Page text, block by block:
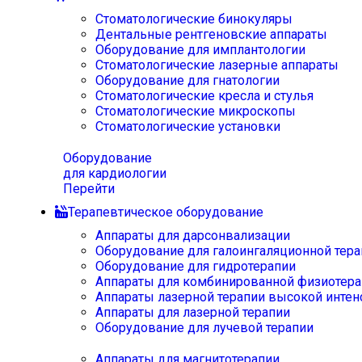
Стоматологические бинокуляры
Дентальные рентгеновские аппараты
Оборудование для имплантологии
Стоматологические лазерные аппараты
Оборудование для гнатологии
Стоматологические кресла и стулья
Стоматологические микроскопы
Стоматологические установки
Оборудование
для кардиологии
Перейти
Терапевтическое оборудование
Аппараты для дарсонвализации
Оборудование для галоингаляционной
Оборудование для гидротерапии
Аппараты для комбинированной
Аппараты лазерной терапии высокой
Аппараты для лазерной терапии
Оборудование для лучевой терапии